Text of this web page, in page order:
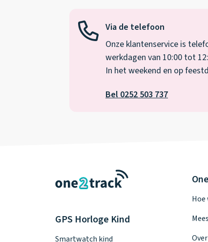
Via de telefoon
Onze klantenservice is
werkdagen van 10:00 tot
In het weekend en op
Bel 0252 503 737
GPS Horloge Kind
Smartwatch kind